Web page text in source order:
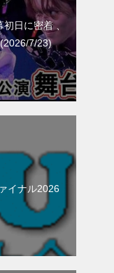
日に密着 、
7/23)
イナル2026